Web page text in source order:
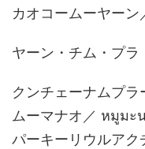
カオコームーヤー
ヤーン・チム・プ
クンチェーナムプ
ムーマナオ／ หมูมะ
パーキーリウルア